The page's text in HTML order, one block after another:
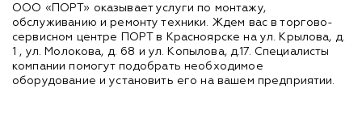
ООО «ПОРТ» оказывает услуги по монтажу,
обслуживанию и ремонту техники. Ждем вас в торгово-
сервисном центре ПОРТ в Красноярске на ул. Крылова, д.
1 , ул. Молокова, д. 68 и ул. Копылова, д.17. Специалисты
компании помогут подобрать необходимое
оборудование и установить его на вашем предприятии.